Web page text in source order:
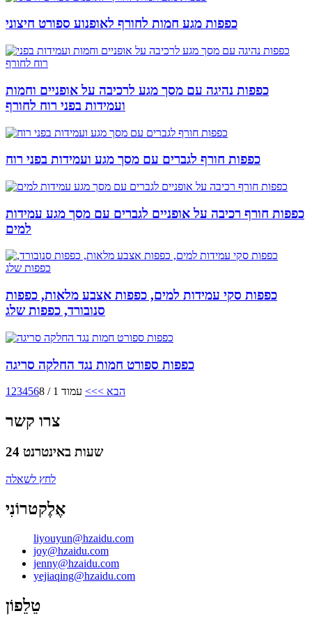
כפפות מגע חמות לחורף לאופנוע ספורט חיצוני
כפפות נהיגה עם מסך מגע לרכיבה על אופניים וחמות
ועמידות בפני רוח לחורף
כפפות חורף לגברים עם מסך מגע ועמידות בפני רוח
כפפות חורף רכיבה על אופניים לגברים עם מסך מגע עמידות
למים
כפפות סקי עמידות למים, כפפות אצבע מלאות, כפפות
סנובורד, כפפות שלג
כפפות ספורט חמות נגד החלקה סריגה
1 23456 הבא >>> עמוד 1 / 8
צרו קשר
24 שעות באינטרנט
לחץ לשאלה
אֶלֶקטרוֹנִי
liyouyun@hzaidu.com
joy@hzaidu.com
jenny@hzaidu.com
yejiaqing@hzaidu.com
טֵלֵפוֹן